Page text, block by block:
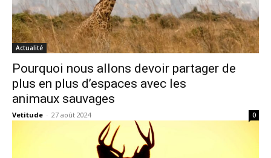
Actualité
Pourquoi nous allons devoir partager de
plus en plus d’espaces avec les
animaux sauvages
Vetitude - 27 août 2024 0